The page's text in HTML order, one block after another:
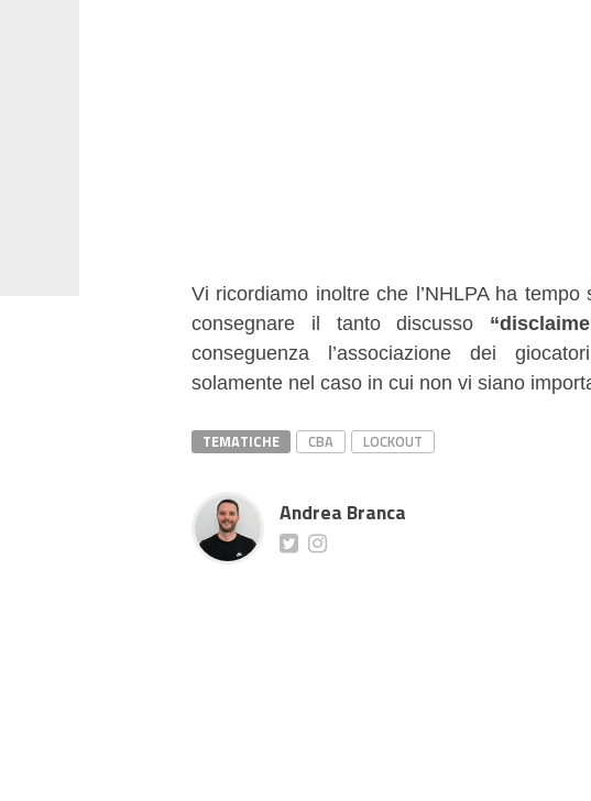
Vi ricordiamo inoltre che l’NHLPA ha tempo
consegnare il tanto discusso
conseguenza l’associazione dei
solamente nel caso in cui non vi siano
TEMATICHE CBA LOCKOUT
Andrea Branca